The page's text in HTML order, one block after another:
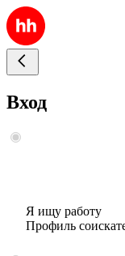
Вход
Я ищу работу
Профиль